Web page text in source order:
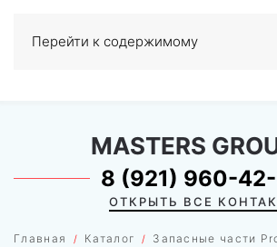
Перейти к содержимому
0
Главная Каталог Запасные части
MASTERS
8 (921) 960-
ОТКРЫТЬ ВСЕ